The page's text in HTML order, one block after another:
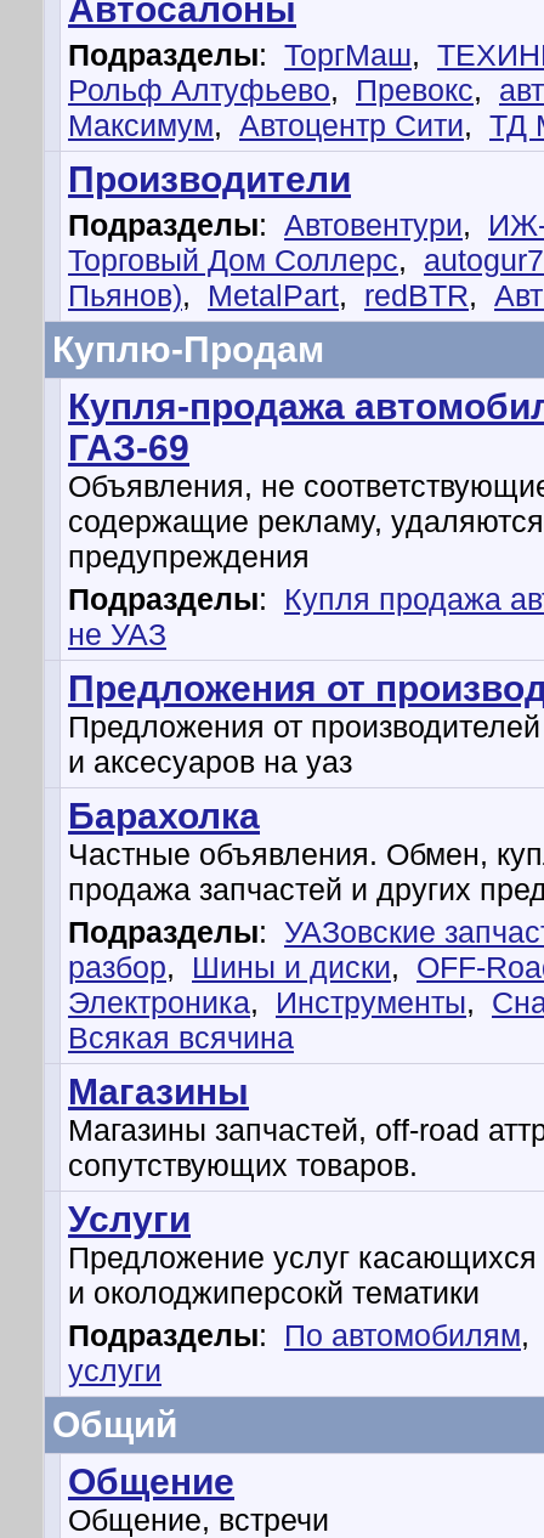
Автосалоны
Подразделы: ТоргМаш,
Рольф Алтуфьево, Превокс,
Максимум, Автоцентр Сити, ТД
Производители
Подразделы: Автовентури,
Торговый Дом Соллерс,
Пьянов), MetalPart, redBTR,
Куплю-Продам
Купля-продажа
ГАЗ-69
Объявления, не
содержащие рекламу,
предупреждения
Подразделы:
Купля продажа
не УАЗ
Предложения от
Предложения от
и аксесуаров на уаз
Барахолка
Частные объявления. Обмен,
продажа запчастей и других
Подразделы:
УАЗовские
разбор, Шины и диски,
OFF-
Электроника, Инструменты,
Всякая всячина
Магазины
Магазины запчастей, off-road
сопутствующих товаров.
Услуги
Предложение услуг касающихся
и околоджиперсокй тематики
Подразделы: По автомобилям,
услуги
Общий
Общение
Общение, встречи